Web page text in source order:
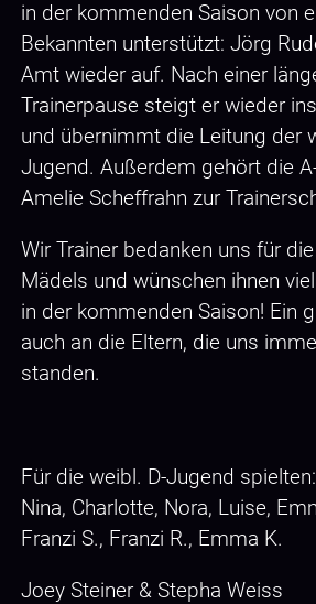
in der kommenden Saison von
Bekannten unterstützt: Jörg
Amt wieder auf. Nach einer
Trainerpause steigt er wieder
und übernimmt die Leitung der
Jugend. Außerdem gehört die
Amelie Scheffrahn zur
Wir Trainer bedanken uns für
Mädels und wünschen ihnen
in der kommenden Saison! Ein
auch an die Eltern, die uns
standen.
Für die weibl. D-Jugend
Nina, Charlotte, Nora, Luise,
Franzi S., Franzi R., Emma K.
Joey Steiner & Stepha Weiss